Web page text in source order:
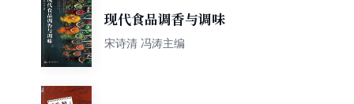
现代食品调香与调味
宋诗清 冯涛主编